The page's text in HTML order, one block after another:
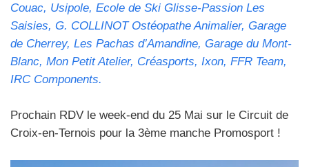
Couac, Usipole, Ecole de Ski Glisse-Passion Les
Saisies, G. COLLINOT Ostéopathe Animalier, Garage
de Cherrey, Les Pachas d’Amandine, Garage du Mont-
Blanc, Mon Petit Atelier, Créasports, Ixon, FFR Team,
IRC Components.
Prochain RDV le week-end du 25 Mai sur le Circuit de
Croix-en-Ternois pour la 3ème manche Promosport !